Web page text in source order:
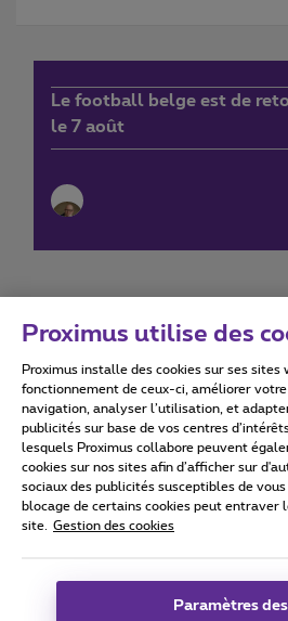
Le football belge est de
le 7 août
Conditions d'utilisation
Tous droits réservés. © 2026
Conditions générales, info
Coordonnées de l’entreprise
Proximus utilise des
Proximus installe des cookies sur ses sites
fonctionnement de ceux-ci, améliorer
navigation, analyser l’utilisation, et
publicités sur base de vos centres
lesquels Proximus collabore peuvent
cookies sur nos sites afin d’afficher sur
sociaux des publicités susceptibles de
blocage de certains cookies peut entraver
site.
Gestion des cookies
Paramètres